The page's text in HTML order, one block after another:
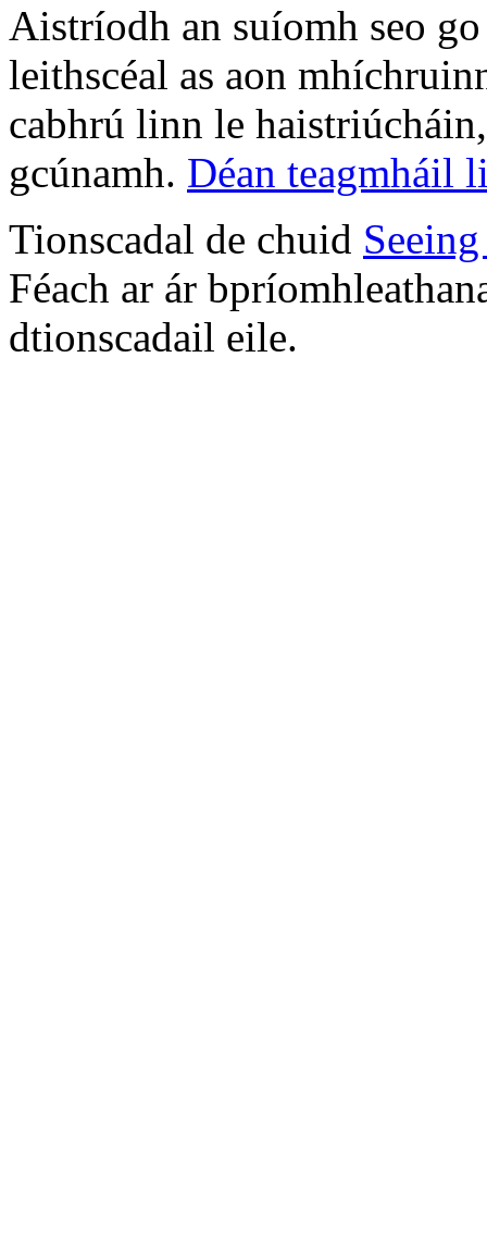
Aistríodh an suíomh seo
leithscéal as aon
cabhrú linn le
gcúnamh. Déan teagmháil
Tionscadal de chuid
Féach ar ár
dtionscadail eile.